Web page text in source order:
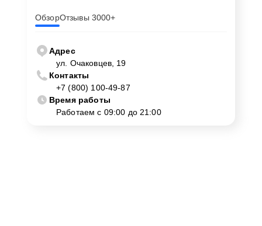
ОбзорОтзывы 3000+
Адрес
ул. Очаковцев, 19
Контакты
+7 (800) 100-49-87
Время работы
Работаем с 09:00 до 21:00